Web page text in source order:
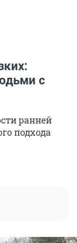
с
ранней
подхода